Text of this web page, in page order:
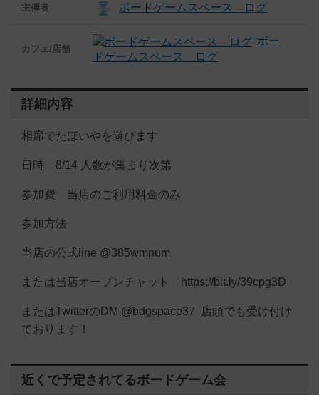
主催者 ボードゲームスペース ログ
カフェ/店舗
ボー
ドゲームスペース ログ
詳細内容
相席でたほいやを遊びます
日時 8/14 人数が集まり次第
参加費 当店のご利用料金のみ
参加方法
当店の公式line @385wmnum
または当店オープンチャット https://bit.ly/39cpg3D
またはTwitterのDM @bdgspace37 店頭でも受け付け
ております！
近くで予定されてるボードゲーム会